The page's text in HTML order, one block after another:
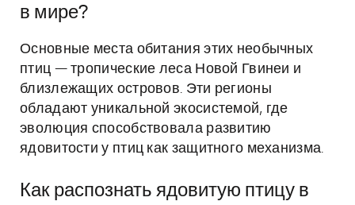
в мире?
Основные места обитания этих необычных
птиц — тропические леса Новой Гвинеи и
близлежащих островов. Эти регионы
обладают уникальной экосистемой, где
эволюция способствовала развитию
ядовитости у птиц как защитного механизма.
Как распознать ядовитую птицу в